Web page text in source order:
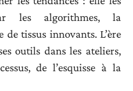
les algorithmes, la
tissus innovants. L’ère
outils dans les ateliers,
de l’esquisse à la